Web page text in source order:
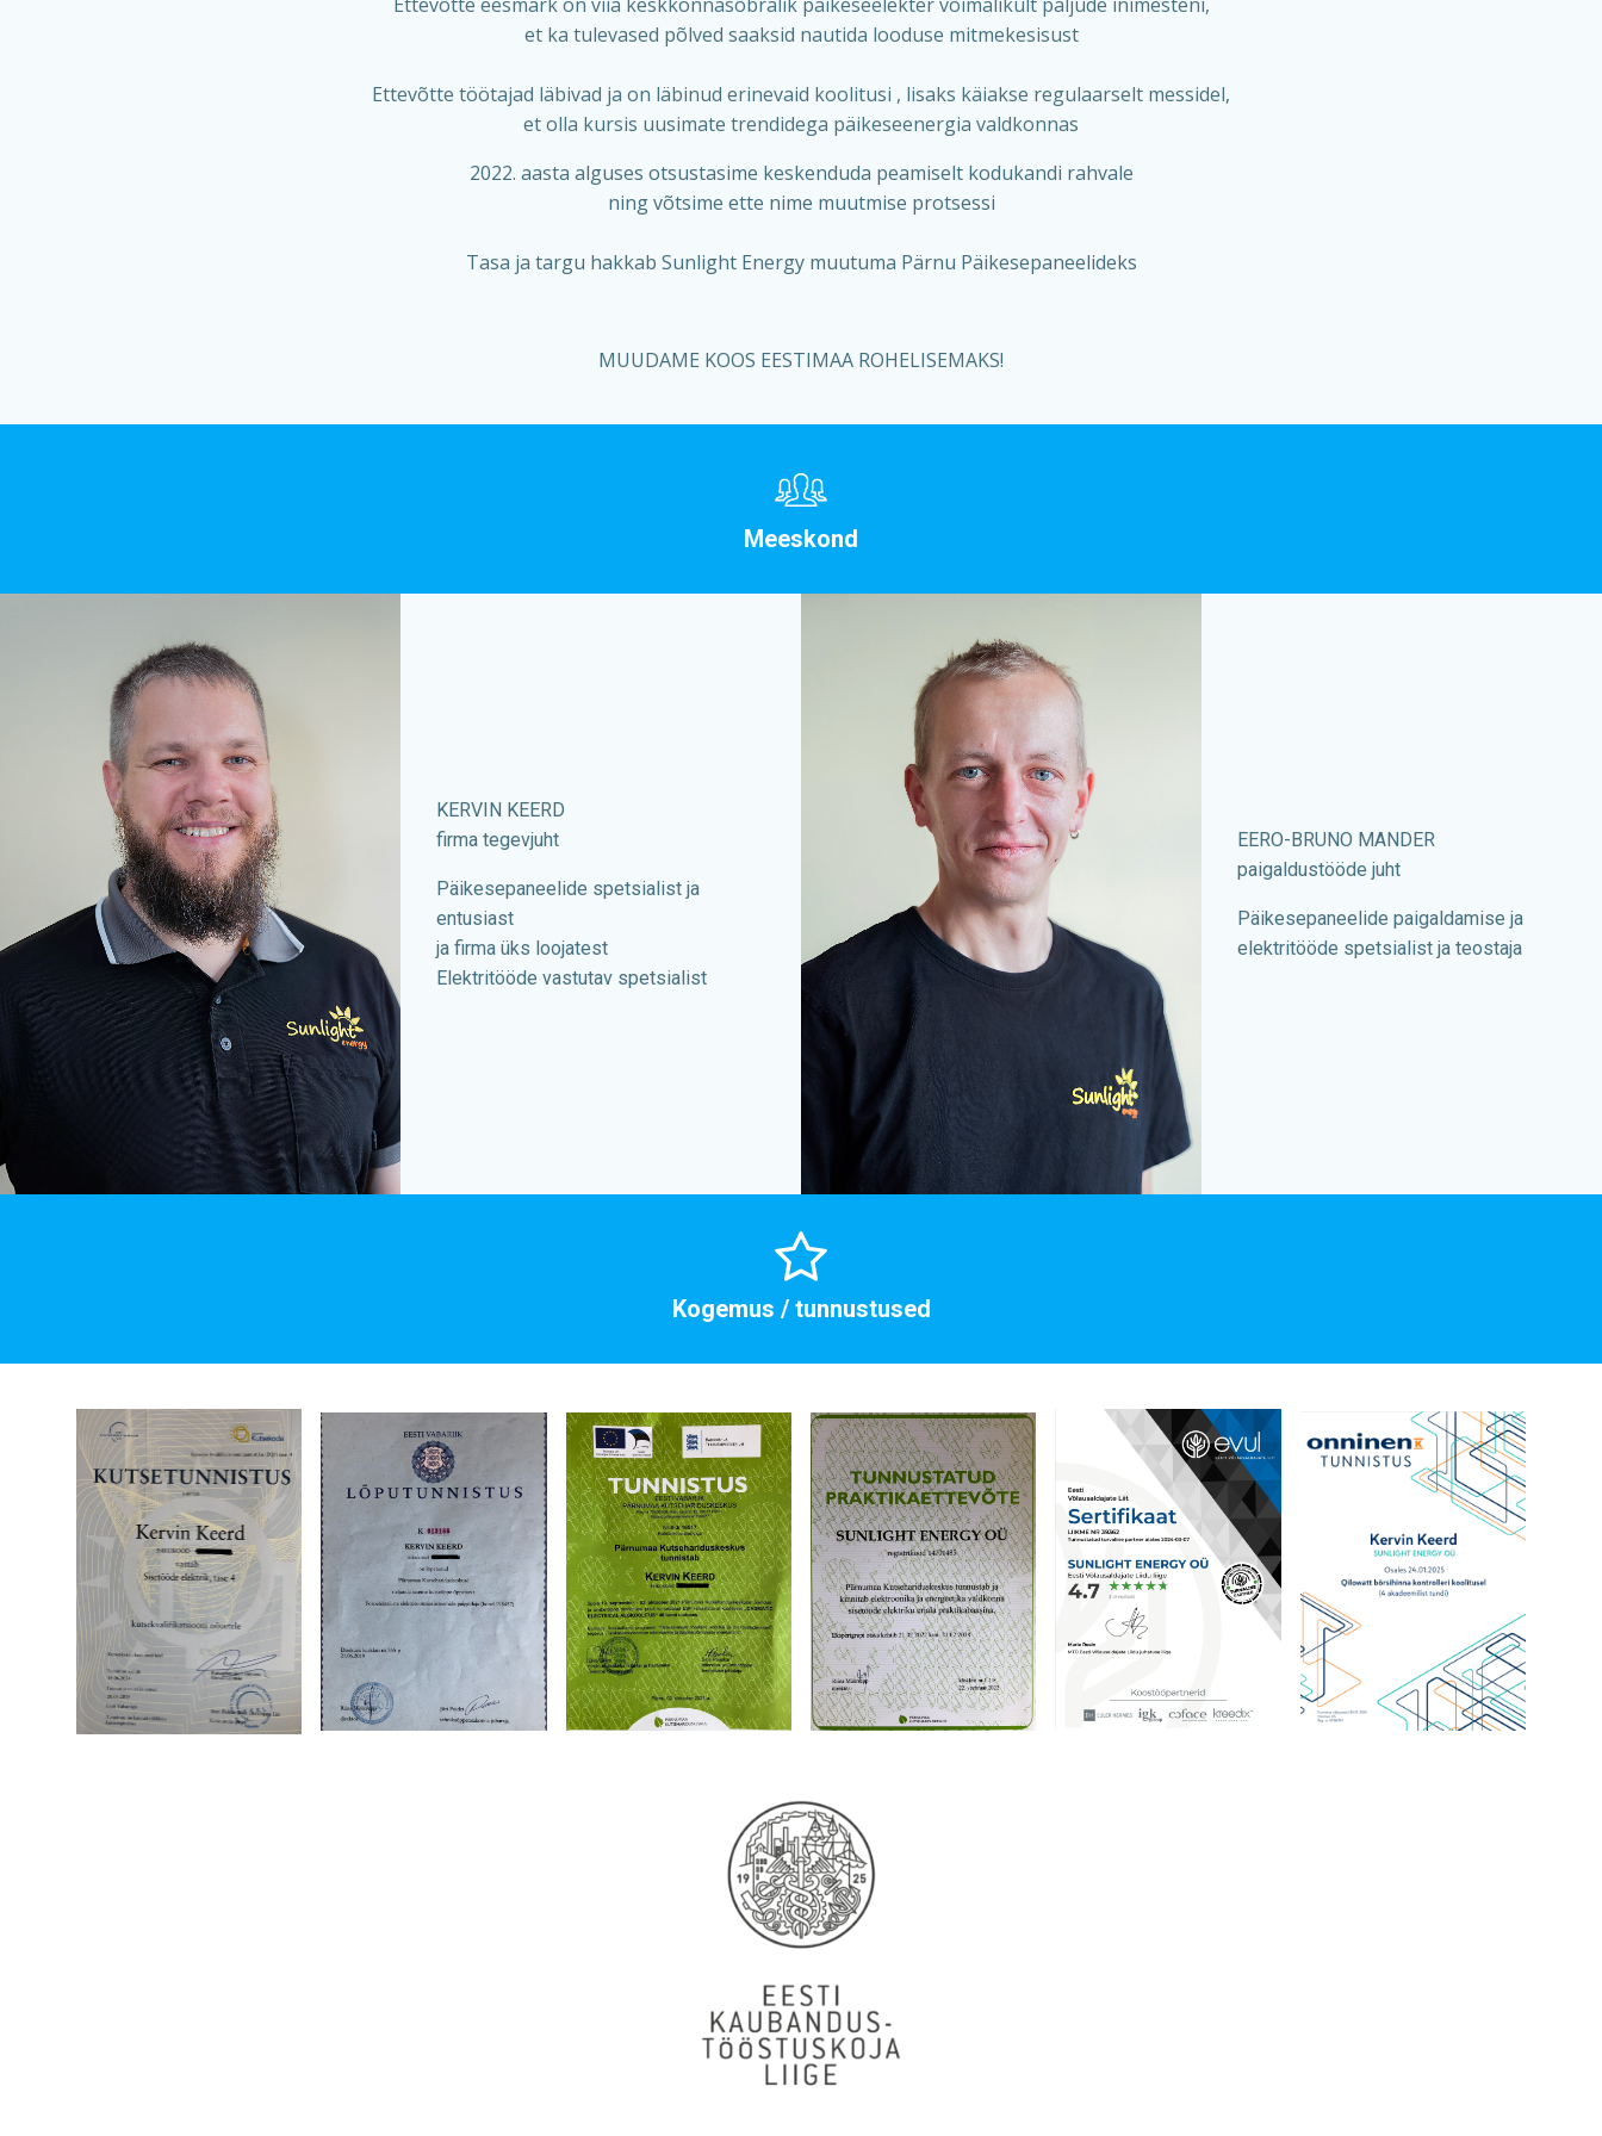
et ka tulevased põlved saaksid nautida looduse mitmekesisust
Ettevõtte töötajad läbivad ja on läbinud erinevaid koolitusi , lisaks käiakse regulaarselt messidel,
et olla kursis uusimate trendidega päikeseenergia valdkonnas
2022. aasta alguses otsustasime keskenduda peamiselt kodukandi rahvale
ning võtsime ette nime muutmise protsessi
Tasa ja targu hakkab Sunlight Energy muutuma Pärnu Päikesepaneelideks
MUUDAME KOOS EESTIMAA ROHELISEMAKS!
Meeskond
KERVIN KEERD
firma tegevjuht
Päikesepaneelide spetsialist ja
entusiast
ja firma üks loojatest
Elektritööde vastutav spetsialist
EERO-BRUNO MANDER
paigaldustööde juht
Päikesepaneelide paigaldamise ja
elektritööde spetsialist ja teostaja
Kogemus / tunnustused